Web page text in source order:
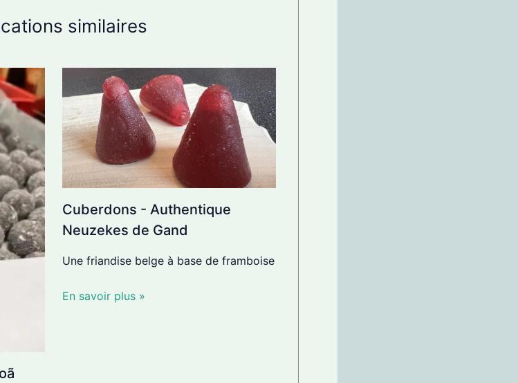
similaires
Cuberdons - Authentique
Neuzekes de Gand
Une friandise belge à base de framboise
En savoir plus »